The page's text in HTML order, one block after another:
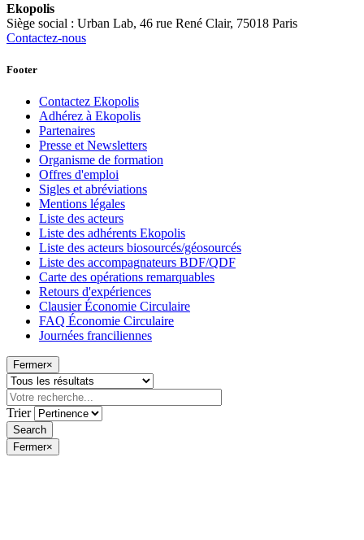
Ekopolis
Siège social : Urban Lab, 46 rue René Clair, 75018 Paris
Contactez-nous
Footer
Contactez Ekopolis
Adhérez à Ekopolis
Partenaires
Presse et Newsletters
Organisme de formation
Offres d'emploi
Sigles et abréviations
Mentions légales
Liste des acteurs
Liste des adhérents Ekopolis
Liste des acteurs biosourcés/géosourcés
Liste des accompagnateurs BDF/QDF
Carte des opérations remarquables
Retours d'expériences
Clausier Économie Circulaire
FAQ Économie Circulaire
Journées franciliennes
Fermer×
Trier
Fermer×